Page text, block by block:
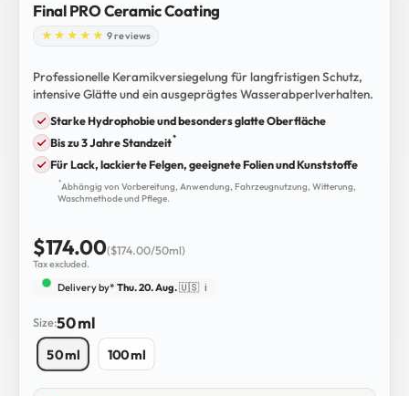
Final PRO Ceramic Coating
9 reviews
Professionelle Keramikversiegelung für langfristigen Schutz,
intensive Glätte und ein ausgeprägtes Wasserabperlverhalten.
Starke Hydrophobie und besonders glatte Oberfläche
Bis zu 3 Jahre Standzeit*
Für Lack, lackierte Felgen, geeignete Folien und Kunststoffe
*Abhängig von Vorbereitung, Anwendung, Fahrzeugnutzung, Witterung,
Waschmethode und Pflege.
Sale price
$174.00($174.00/50ml)
Tax excluded.
Delivery by* Thu. 20. Aug.🇺🇸 ℹ️
Size:50 ml
50 ml 100 ml